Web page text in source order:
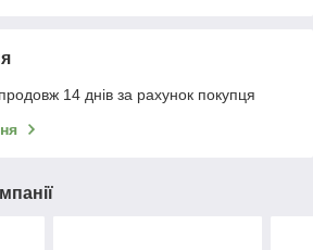
14 днів за рахунок покупця